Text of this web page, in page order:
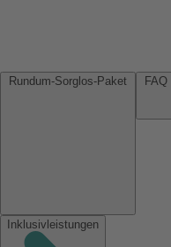
Inklusivleistungen